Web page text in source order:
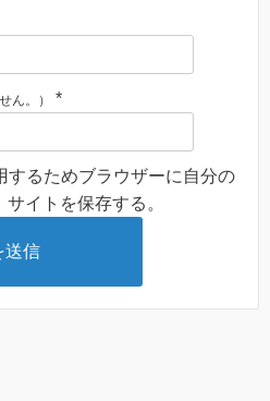
ん。） *
するためブラウザーに自分の
イトを保存する。